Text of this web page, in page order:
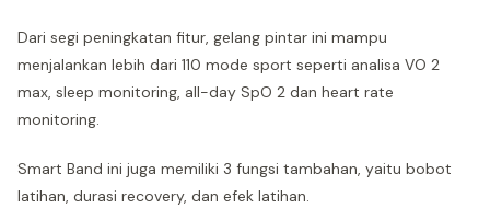
Dari segi peningkatan fitur, gelang pintar ini mampu
menjalankan lebih dari 110 mode sport seperti analisa VO 2
max, sleep monitoring, all-day SpO 2 dan heart rate
monitoring.
Smart Band ini juga memiliki 3 fungsi tambahan, yaitu bobot
latihan, durasi recovery, dan efek latihan.